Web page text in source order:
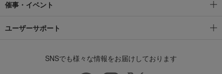
催事・イベント
ユーザーサポート
SNSでも様々な情報をお届けしております